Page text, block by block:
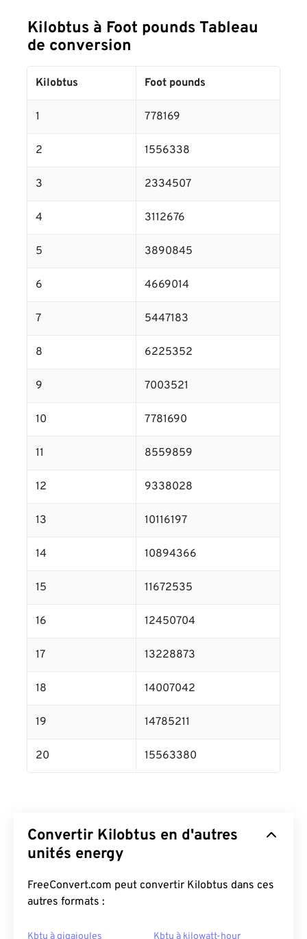
Kilobtus à Foot pounds Tableau
de conversion
Kilobtus Foot pounds
1 778169
2 1556338
3 2334507
4 3112676
5 3890845
6 4669014
7 5447183
8 6225352
9 7003521
10 7781690
11 8559859
12 9338028
13 10116197
14 10894366
15 11672535
16 12450704
17 13228873
18 14007042
19 14785211
20 15563380
Convertir Kilobtus en d'autres
unités energy
FreeConvert.com peut convertir Kilobtus dans ces
autres formats :
Kbtu à gigajoules Kbtu à kilowatt-hour